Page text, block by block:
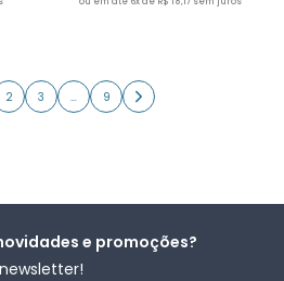
2 3 … 9
e promoções?